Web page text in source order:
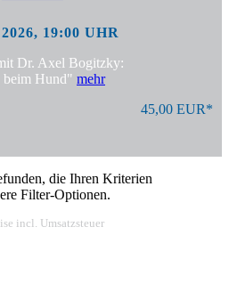
19:00 UHR
Dr. Axel Bogitzky:
beim Hund" mehr
45,00 EUR*
die Ihren Kriterien
Filter-Optionen.
incl. Umsatzsteuer